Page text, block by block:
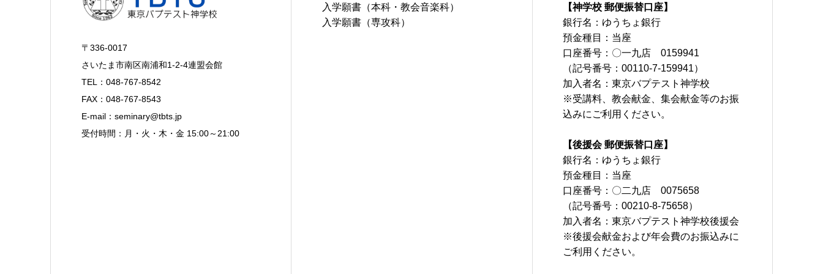
〒336-0017
さいたま市南区南浦和1-2-4連盟会館
TEL：048-767-8542
FAX：048-767-8543
E-mail：seminary@tbts.jp
受付時間：月・火・木・金 15:00～21:00
入学願書（本科・教会音楽科）
入学願書（専攻科）
【神学校 郵便振替口座】
銀行名：ゆうちょ銀行
預金種目：当座
口座番号：〇一九店 0159941
（記号番号：00110-7-159941）
加入者名：東京バプテスト神学校
※受講料、教会献金、集会献金等のお振
込みにご利用ください。
【後援会 郵便振替口座】
銀行名：ゆうちょ銀行
預金種目：当座
口座番号：〇二九店 0075658
（記号番号：00210-8-75658）
加入者名：東京バプテスト神学校後援会
※後援会献金および年会費のお振込みに
ご利用ください。